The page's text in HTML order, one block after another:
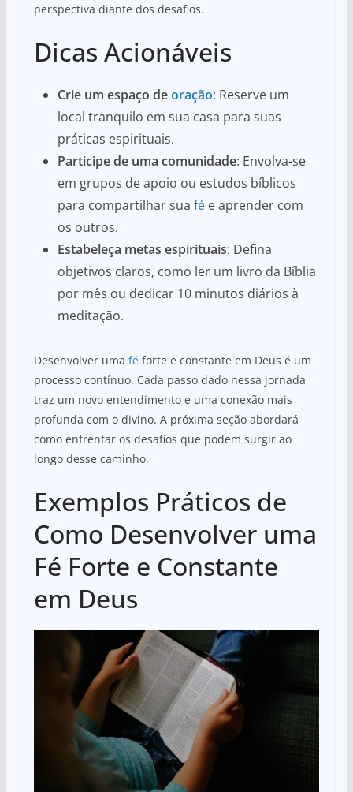
perspectiva diante dos desafios.
Dicas Acionáveis
Crie um espaço deoração: Reserve um
local tranquilo em sua casa para suas
práticas espirituais.
Participe de uma comunidade: Envolva-se
em grupos de apoio ou estudos bíblicos
para compartilhar sua fée aprender com
os outros.
Estabeleça metas espirituais: Defina
objetivos claros, como ler um livro da Bíblia
por mês ou dedicar 10 minutos diários à
meditação.
Desenvolver uma féforte e constante em Deus é um
processo contínuo. Cada passo dado nessa jornada
traz um novo entendimento e uma conexão mais
profunda com o divino. A próxima seção abordará
como enfrentar os desafios que podem surgir ao
longo desse caminho.
Exemplos Práticos de
Como Desenvolver uma
Fé Forte e Constante
em Deus